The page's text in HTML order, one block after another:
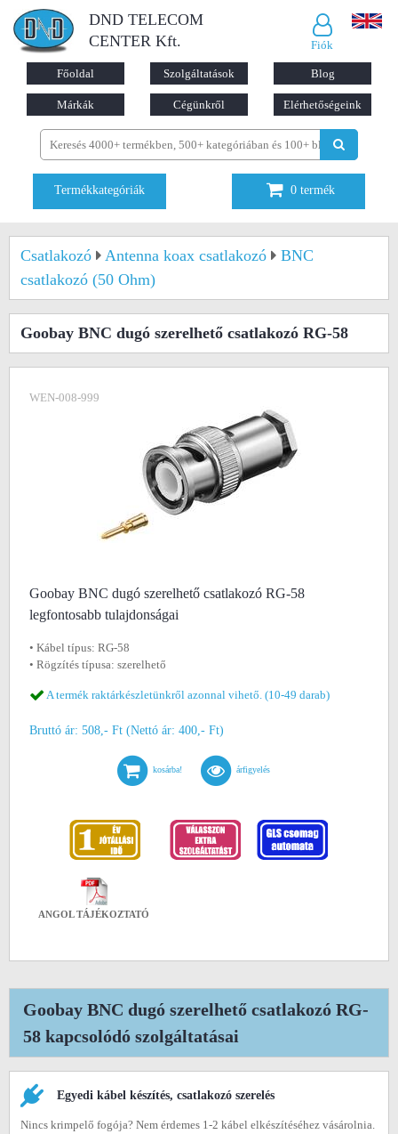
DND TELECOM
CENTER Kft.
Fiók
Főoldal Szolgáltatások Blog
Márkák Cégünkről Elérhetőségeink
Termékkategóriák 0 termék
Csatlakozó Antenna koax csatlakozó
BNC
csatlakozó (50 Ohm)
Goobay BNC dugó szerelhető csatlakozó RG-58
WEN-008-999
Goobay BNC dugó szerelhető csatlakozó RG-58
legfontosabb tulajdonságai
• Kábel típus: RG-58
• Rögzítés típusa: szerelhető
A termék raktárkészletünkről azonnal vihető. (10-49 darab)
Bruttó ár: 508,- Ft (Nettó ár: 400,- Ft)
kosárba! árfigyelés
ANGOL TÁJÉKOZTATÓ
Goobay BNC dugó szerelhető csatlakozó RG-
58 kapcsolódó szolgáltatásai
Egyedi kábel készítés, csatlakozó szerelés
Nincs krimpelő fogója? Nem érdemes 1-2 kábel elkészítéséhez vásárolnia.